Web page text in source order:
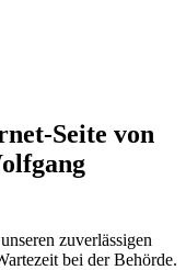
Seite von
zuverlässigen
bei der Behörde.